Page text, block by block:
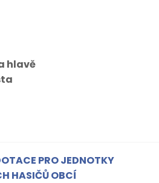
hlavě
PRO JEDNOTKY
HASIČŮ OBCÍ